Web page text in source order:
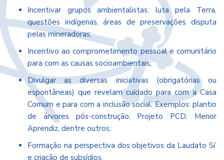
Incentivar grupos ambientalistas: luta pela Terra,
questões indígenas, áreas de preservações disputa
pelas mineradoras;
Incentivo ao comprometimento pessoal e comunitário
para com as causas socioambientais;
Divulgar as diversas iniciativas (obrigatórias ou
espontâneas) que revelam cuidado para com a Casa
Comum e para com a inclusão social. Exemplos: plantio
de árvores pós-construção; Projeto PCD; Menor
Aprendiz, dentre outros;
Formação na perspectiva dos objetivos da Laudato Si’
e criação de subsídios.